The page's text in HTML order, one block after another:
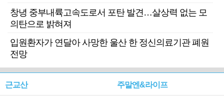
창녕 중부내륙고속도로서 포탄 발견…살상력 없는 모
의탄으로 밝혀져
입원환자가 연달아 사망한 울산 한 정신의료기관 폐원
전망
근교산 주말엔&라이프